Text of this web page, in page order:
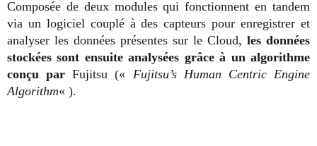
Composée de deux modules qui fonctionnent en tandem
via un logiciel couplé à des capteurs pour enregistrer et
analyser les données présentes sur le Cloud, les données
stockées sont ensuite analysées grâce à un algorithme
conçu par Fujitsu (« Fujitsu’s Human Centric Engine
Algorithm« ).